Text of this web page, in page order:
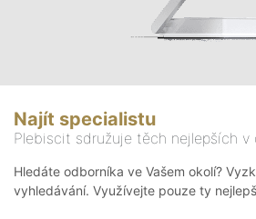
Najít specialistu
Plebiscit sdružuje těch nejlepších v
Hledáte odborníka ve Vašem okolí?
vyhledávání. Využívejte pouze ty